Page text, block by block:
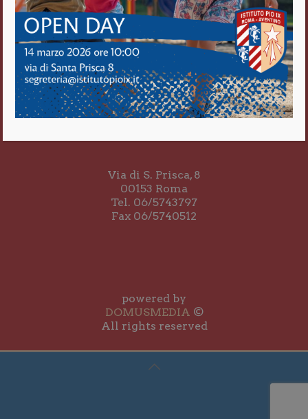
Via di S. Prisca, 8
00153 Roma
Tel. 06/5743797
Fax 06/5740512
powered by
DOMUSMEDIA ©
All rights reserved